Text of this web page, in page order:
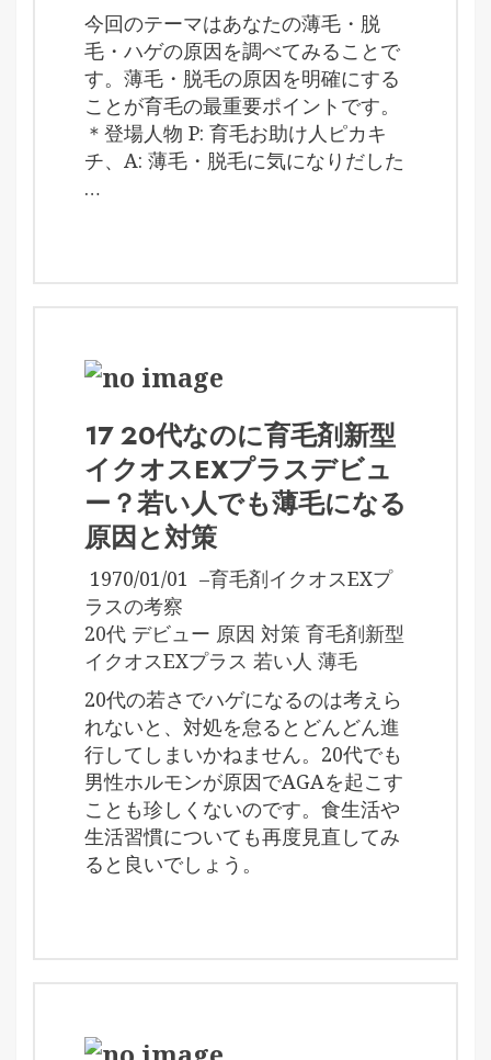
今回のテーマはあなたの薄毛・脱
毛・ハゲの原因を調べてみることで
す。薄毛・脱毛の原因を明確にする
ことが育毛の最重要ポイントです。
＊登場人物 P: 育毛お助け人ピカキ
チ、A: 薄毛・脱毛に気になりだした
…
17 20代なのに育毛剤新型
イクオスEXプラスデビュ
ー？若い人でも薄毛になる
原因と対策
1970/01/01 –育毛剤イクオスEXプ
ラスの考察
20代 デビュー 原因 対策 育毛剤新型
イクオスEXプラス 若い人 薄毛
20代の若さでハゲになるのは考えら
れないと、対処を怠るとどんどん進
行してしまいかねません。20代でも
男性ホルモンが原因でAGAを起こす
ことも珍しくないのです。食生活や
生活習慣についても再度見直してみ
ると良いでしょう。